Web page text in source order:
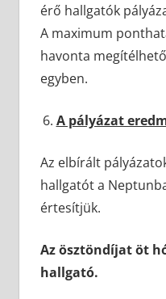
érő hallgatók
A maximum
havonta
egyben.
A pályázat
Az elbírált
hallgatót a
értesítjük.
Az ösztöndíjat öt
hallgató.